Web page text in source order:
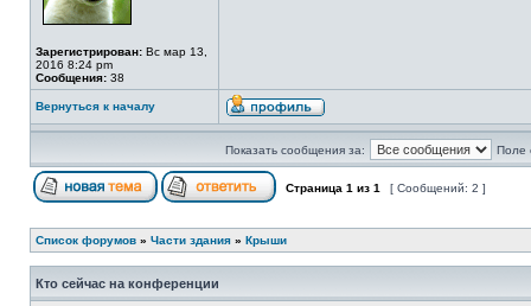
Зарегистрирован: Вс мар 13,
2016 8:24 pm
Сообщения: 38
Вернуться к началу
Показать сообщения за: Поле
Страница 1 из 1 [ Сообщений: 2 ]
Список форумов » Части здания » Крыши
Кто сейчас на конференции